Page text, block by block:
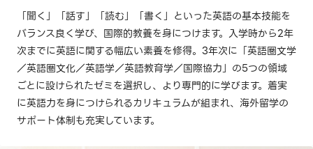
「聞く」「話す」「読む」「書く」といった英語の基本技能を
バランス良く学び、国際的教養を身につけます。入学時から2年
次までに英語に関する幅広い素養を修得。3年次に「英語圏文学
／英語圏文化／英語学／英語教育学／国際協力」の5つの領域
ごとに設けられたゼミを選択し、より専門的に学びます。着実
に英語力を身につけられるカリキュラムが組まれ、海外留学の
サポート体制も充実しています。